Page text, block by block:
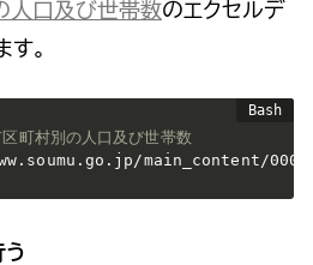
人口及び世帯数のエクセルデ
す。
町村別の人口及び世帯数
main_content/